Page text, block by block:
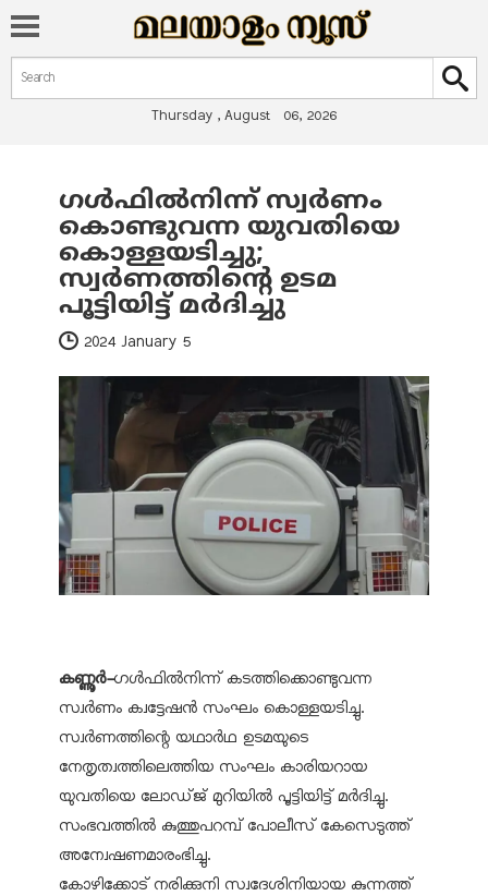
Search form
Search
Thursday , August 06, 2026
You are here
ഗള്‍ഫില്‍നിന്ന് സ്വര്‍ണം
കൊണ്ടുവന്ന യുവതിയെ
കൊള്ളയടിച്ചു;
സ്വര്‍ണത്തിന്റെ ഉടമ
പൂട്ടിയിട്ട് മര്‍ദിച്ചു
2024 January 5
കണ്ണൂര്‍-ഗള്‍ഫില്‍നിന്ന് കടത്തിക്കൊണ്ടുവന്ന
സ്വര്‍ണം ക്വട്ടേഷന്‍ സംഘം കൊള്ളയടിച്ചു.
സ്വര്‍ണത്തിന്റെ യഥാര്‍ഥ ഉടമയുടെ
നേതൃത്വത്തിലെത്തിയ സംഘം കാരിയറായ
യുവതിയെ ലോഡ്ജ് മുറിയില്‍ പൂട്ടിയിട്ട് മര്‍ദിച്ചു.
സംഭവത്തില്‍ കുത്തുപറമ്പ് പോലീസ് കേസെടുത്ത്
അന്വേഷണമാരംഭിച്ചു.
കോഴിക്കോട് നരിക്കുനി സ്വദേശിനിയായ കുന്നത്ത്